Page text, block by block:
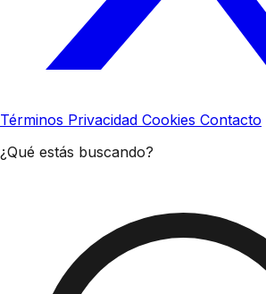
Términos Privacidad Cookies Contacto
¿Qué estás buscando?